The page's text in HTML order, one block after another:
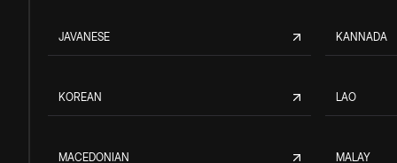
JAVANESE KANNADA
KOREAN LAO
MACEDONIAN MALAY